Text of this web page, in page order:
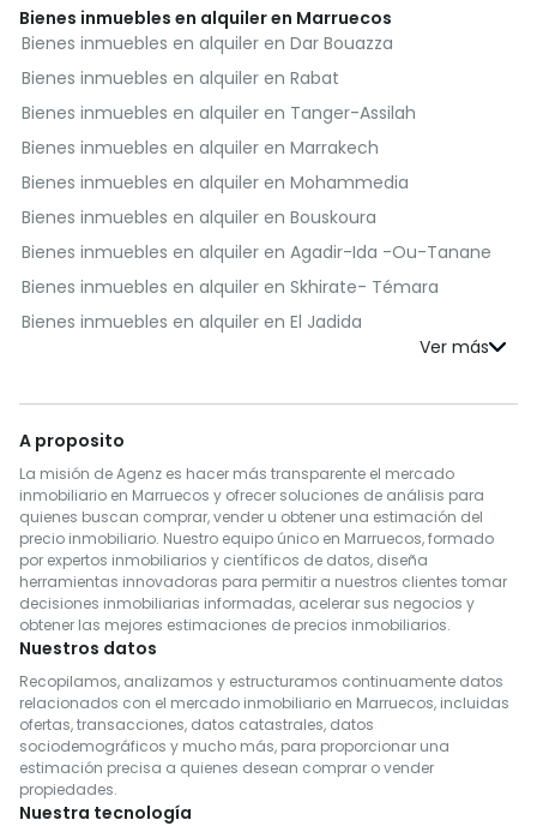
Bienes inmuebles en alquiler en Marruecos
Bienes inmuebles en alquiler en Dar Bouazza
Bienes inmuebles en alquiler en Rabat
Bienes inmuebles en alquiler en Tanger-Assilah
Bienes inmuebles en alquiler en Marrakech
Bienes inmuebles en alquiler en Mohammedia
Bienes inmuebles en alquiler en Bouskoura
Bienes inmuebles en alquiler en Agadir-Ida -Ou-Tanane
Bienes inmuebles en alquiler en Skhirate- Témara
Bienes inmuebles en alquiler en El Jadida
Bienes inmuebles en alquiler en Salé
Bienes inmuebles en alquiler en Berrechid
Bienes inmuebles en alquiler en Essaouira
Bienes inmuebles en alquiler en Médiouna
Bienes inmuebles en alquiler en Meknès
Bienes inmuebles en alquiler en Inezgane- Ait Melloul
Bienes inmuebles en alquiler en M'Diq-Fnideq
Bienes inmuebles en alquiler en Khémisset
Bienes inmuebles en alquiler en Settat
A proposito
La misión de Agenz es hacer más transparente el mercado
inmobiliario en Marruecos y ofrecer soluciones de análisis para
quienes buscan comprar, vender u obtener una estimación del
precio inmobiliario. Nuestro equipo único en Marruecos, formado
por expertos inmobiliarios y científicos de datos, diseña
herramientas innovadoras para permitir a nuestros clientes tomar
decisiones inmobiliarias informadas, acelerar sus negocios y
obtener las mejores estimaciones de precios inmobiliarios.
Nuestros datos
Recopilamos, analizamos y estructuramos continuamente datos
relacionados con el mercado inmobiliario en Marruecos, incluidas
ofertas, transacciones, datos catastrales, datos
sociodemográficos y mucho más, para proporcionar una
estimación precisa a quienes desean comprar o vender
propiedades.
Nuestra tecnología